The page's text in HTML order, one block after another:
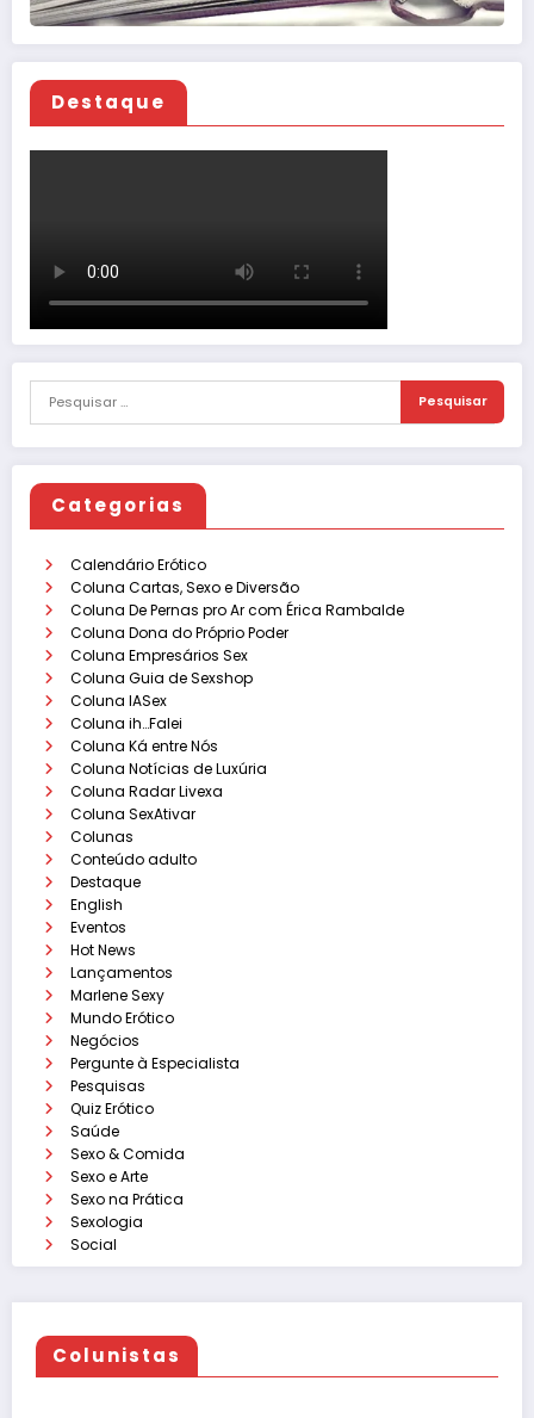
Destaque
Categorias
Calendário Erótico
Coluna Cartas, Sexo e Diversão
Coluna De Pernas pro Ar com Érica Rambalde
Coluna Dona do Próprio Poder
Coluna Empresários Sex
Coluna Guia de Sexshop
Coluna IASex
Coluna ih…Falei
Coluna Ká entre Nós
Coluna Notícias de Luxúria
Coluna Radar Livexa
Coluna SexAtivar
Colunas
Conteúdo adulto
Destaque
English
Eventos
Hot News
Lançamentos
Marlene Sexy
Mundo Erótico
Negócios
Pergunte à Especialista
Pesquisas
Quiz Erótico
Saúde
Sexo & Comida
Sexo e Arte
Sexo na Prática
Sexologia
Social
Colunistas